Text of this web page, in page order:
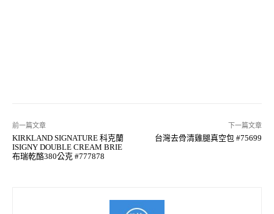
前一篇文章
KIRKLAND SIGNATURE 科克蘭
ISIGNY DOUBLE CREAM BRIE
布瑞乾酪380公克 #777878
下一篇文章
台灣去骨清雞腿真空包 #75699